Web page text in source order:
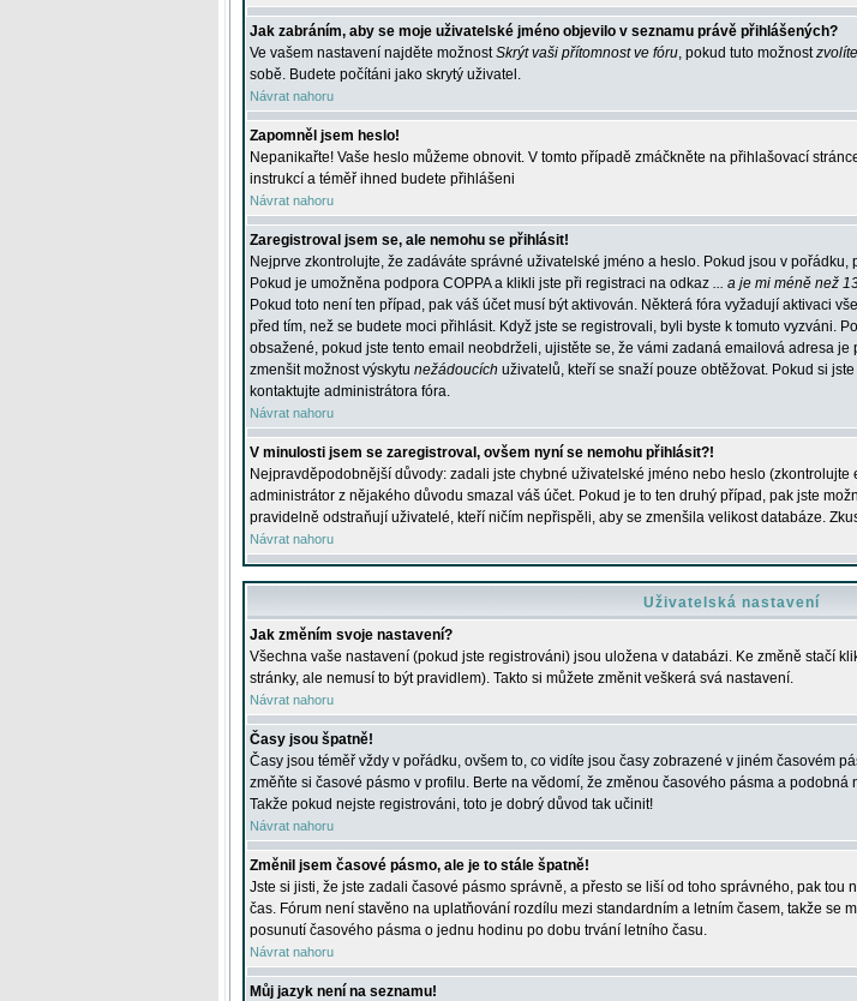
Jak zabráním, aby se moje uživatelské jméno objevilo v seznamu právě přihlášených?
Ve vašem nastavení najděte možnostSkrýt vaši přítomnost ve fóru, pokud tuto možnostzvolíte
sobě. Budete počítáni jako skrytý uživatel.
Návrat nahoru
Zapomněl jsem heslo!
Nepanikařte! Vaše heslo můžeme obnovit. V tomto případě zmáčkněte na přihlašovací
instrukcí a téměř ihned budete přihlášeni
Návrat nahoru
Zaregistroval jsem se, ale nemohu se přihlásit!
Nejprve zkontrolujte, že zadáváte správné uživatelské jméno a heslo. Pokud jsou v
Pokud je umožněna podpora COPPA a klikli jste při registraci na odkaz ... a je mi méně než
Pokud toto není ten případ, pak váš účet musí být aktivován. Některá fóra vyžadují aktivaci
před tím, než se budete moci přihlásit. Když jste se registrovali, byli byste k tomuto vyzváni.
obsažené, pokud jste tento email neobdrželi, ujistěte se, že vámi zadaná emailová adresa
zmenšit možnost výskytu nežádoucích uživatelů, kteří se snaží pouze obtěžovat. Pokud si
kontaktujte administrátora fóra.
Návrat nahoru
V minulosti jsem se zaregistroval, ovšem nyní se nemohu přihlásit?!
Nejpravděpodobnější důvody: zadali jste chybné uživatelské jméno nebo heslo
administrátor z nějakého důvodu smazal váš účet. Pokud je to ten druhý případ, pak jste
pravidelně odstraňují uživatelé, kteří ničím nepřispěli, aby se zmenšila velikost databáze.
Návrat nahoru
Uživatelská nastavení
Jak změním svoje nastavení?
Všechna vaše nastavení (pokud jste registrováni) jsou uložena v databázi. Ke změně stačí
stránky, ale nemusí to být pravidlem). Takto si můžete změnit veškerá svá nastavení.
Návrat nahoru
Časy jsou špatně!
Časy jsou téměř vždy v pořádku, ovšem to, co vidíte jsou časy zobrazené v jiném časovém
změňte si časové pásmo v profilu. Berte na vědomí, že změnou časového pásma a
Takže pokud nejste registrováni, toto je dobrý důvod tak učinit!
Návrat nahoru
Změnil jsem časové pásmo, ale je to stále špatně!
Jste si jisti, že jste zadali časové pásmo správně, a přesto se liší od toho správného, pak
čas. Fórum není stavěno na uplatňování rozdílu mezi standardním a letním časem, takže se
posunutí časového pásma o jednu hodinu po dobu trvání letního času.
Návrat nahoru
Můj jazyk není na seznamu!